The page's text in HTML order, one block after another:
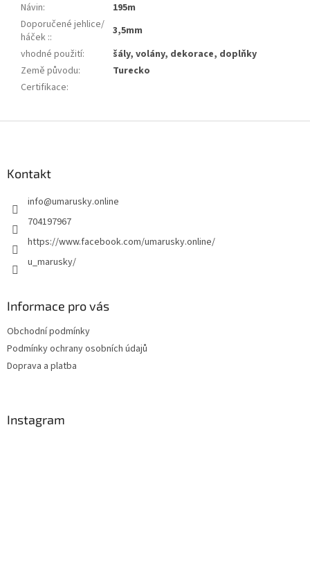
Návin:
195m
Doporučené jehlice/
háček ::
3,5mm
vhodné použití:
šály, volány, dekorace, doplňky
Země původu:
Turecko
Certifikace:
Kontakt
info@umarusky.online
704197967
https://www.facebook.com/umarusky.online/
u_marusky/
Informace pro vás
Obchodní podmínky
Podmínky ochrany osobních údajů
Doprava a platba
Instagram